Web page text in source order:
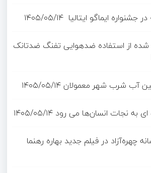
جشنواره ایماگو ایتالیا ۱۴۰۵/۰۵/۱۴
از استفاده ضدهوایی تفنگ ضدتانک
آب شرب شهر معمولان۱۴۰۵/۰۵/۱۴
ای به نجات انسان‌ها می رود ۱۴۰۵/۰۵/۱۴
چهره‌آزاد در فیلم جدید بهاره رهنما